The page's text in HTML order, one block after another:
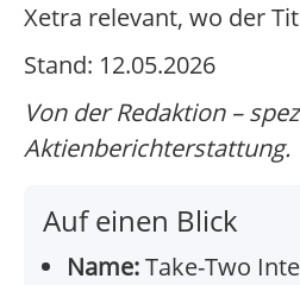
Xetra relevant, wo der
Stand: 12.05.2026
Von der Redaktion –
Aktienberichterstattung.
Auf einen Blick
Name:Take-Two